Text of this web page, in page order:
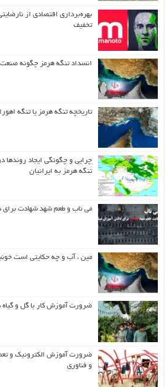
بهره‌برداری اقتصادی از
تخفیف
انسداد تنگه هرمز چگونه صنعت
تاریخچه تنگه هرمز یا تنگه
چرایی و چگونگی ایجاد روندها
تنگه هرمز به ایرانیان
می ناب و طعم شهد شهادت برای
مین ، آب و چه حکایتی است
ضرورت آموزش کار با گل و
ضرورت آموزش الکترونیک و
و فناوری